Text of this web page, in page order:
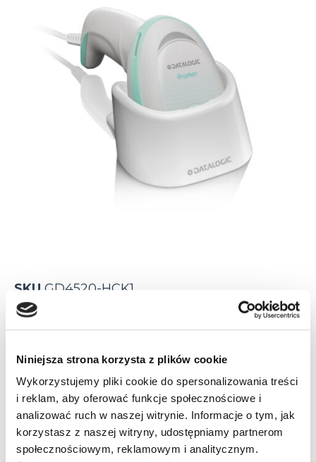
Niniejsza strona korzysta z plików cookie
Wykorzystujemy pliki cookie do spersonalizowania treści
i reklam, aby oferować funkcje społecznościowe i
analizować ruch w naszej witrynie. Informacje o tym, jak
korzystasz z naszej witryny, udostępniamy partnerom
społecznościowym, reklamowym i analitycznym.
SKU GD4520-HCK1
Kategorie:
Skanery ręczne
433 MHz
nie dotyczy
Klasa szczelności
IP52
IP56